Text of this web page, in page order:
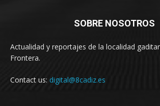
SOBRE NOSOTROS
Actualidad y reportajes de la localidad
Frontera.
Contact us: digital@8cadiz.es